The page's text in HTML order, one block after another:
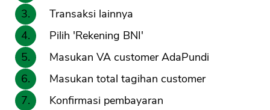
Transaksi lainnya
Pilih 'Rekening BNI'
Masukan VA customer AdaPundi
Masukan total tagihan customer
Konfirmasi pembayaran